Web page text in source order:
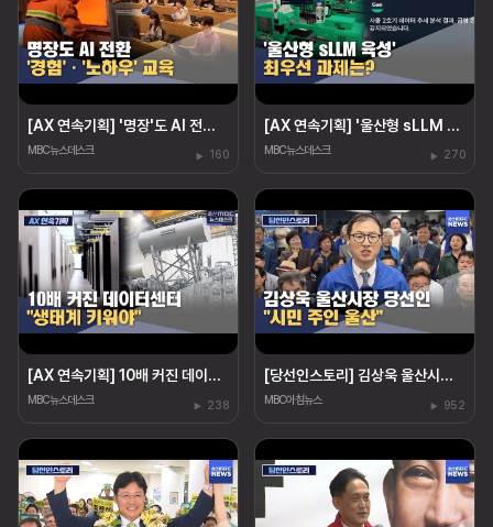
[AX 연속기획] '명장'도 AI 전환‥"경험·노하우도 교육"
MBC뉴스데스크 160
[AX 연속기획] '울산형 sLLM 육성' 최우선 과제는?
MBC뉴스데스크 270
[AX 연속기획] 10배 커진 데이터센터 "생태계 키워야"
MBC뉴스데스크 238
[당선인스토리] 김상욱 울산시장 당선인 "시민 주인 울산"
MBC아침뉴스 952